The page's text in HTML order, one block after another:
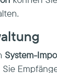
System-